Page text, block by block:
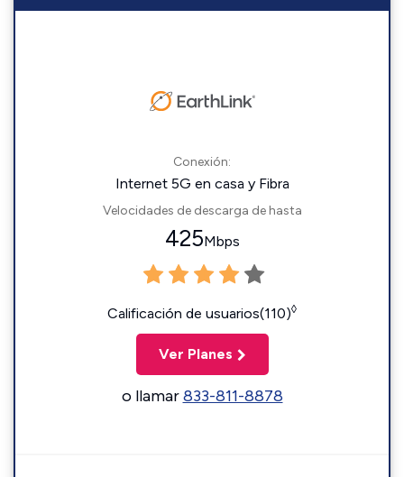
Conexión:
Internet 5G en casa y Fibra
Velocidades de descarga de hasta
425Mbps
Calificación de usuarios(110)◊
Ver Planes
o llamar833-811-8878